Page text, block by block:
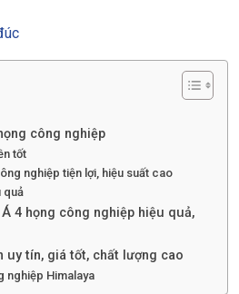
công nghiệp
tốt
nghiệp tiện lợi, hiệu suất cao
quả
4 họng công nghiệp hiệu quả,
uy tín, giá tốt, chất lượng cao
nghiệp Himalaya